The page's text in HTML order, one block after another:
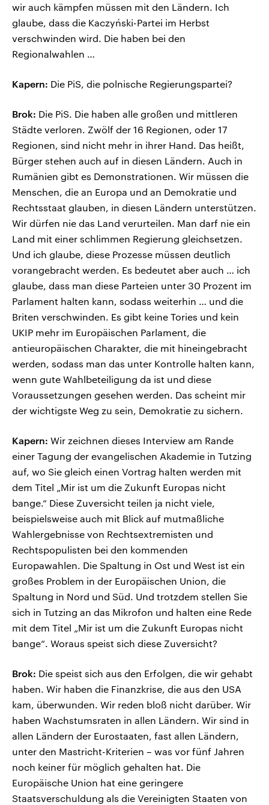
wir auch kämpfen müssen mit den Ländern. Ich
glaube, dass die Kaczyński-Partei im Herbst
verschwinden wird. Die haben bei den
Regionalwahlen …
Kapern: Die PiS, die polnische Regierungspartei?
Brok: Die PiS. Die haben alle großen und mittleren
Städte verloren. Zwölf der 16 Regionen, oder 17
Regionen, sind nicht mehr in ihrer Hand. Das heißt,
Bürger stehen auch auf in diesen Ländern. Auch in
Rumänien gibt es Demonstrationen. Wir müssen die
Menschen, die an Europa und an Demokratie und
Rechtsstaat glauben, in diesen Ländern unterstützen.
Wir dürfen nie das Land verurteilen. Man darf nie ein
Land mit einer schlimmen Regierung gleichsetzen.
Und ich glaube, diese Prozesse müssen deutlich
vorangebracht werden. Es bedeutet aber auch … ich
glaube, dass man diese Parteien unter 30 Prozent im
Parlament halten kann, sodass weiterhin … und die
Briten verschwinden. Es gibt keine Tories und kein
UKIP mehr im Europäischen Parlament, die
antieuropäischen Charakter, die mit hineingebracht
werden, sodass man das unter Kontrolle halten kann,
wenn gute Wahlbeteiligung da ist und diese
Voraussetzungen gesehen werden. Das scheint mir
der wichtigste Weg zu sein, Demokratie zu sichern.
Kapern: Wir zeichnen dieses Interview am Rande
einer Tagung der evangelischen Akademie in Tutzing
auf, wo Sie gleich einen Vortrag halten werden mit
dem Titel „Mir ist um die Zukunft Europas nicht
bange.“ Diese Zuversicht teilen ja nicht viele,
beispielsweise auch mit Blick auf mutmaßliche
Wahlergebnisse von Rechtsextremisten und
Rechtspopulisten bei den kommenden
Europawahlen. Die Spaltung in Ost und West ist ein
großes Problem in der Europäischen Union, die
Spaltung in Nord und Süd. Und trotzdem stellen Sie
sich in Tutzing an das Mikrofon und halten eine Rede
mit dem Titel „Mir ist um die Zukunft Europas nicht
bange“. Woraus speist sich diese Zuversicht?
Brok: Die speist sich aus den Erfolgen, die wir gehabt
haben. Wir haben die Finanzkrise, die aus den USA
kam, überwunden. Wir reden bloß nicht darüber. Wir
haben Wachstumsraten in allen Ländern. Wir sind in
allen Ländern der Eurostaaten, fast allen Ländern,
unter den Mastricht-Kriterien – was vor fünf Jahren
noch keiner für möglich gehalten hat. Die
Europäische Union hat eine geringere
Staatsverschuldung als die Vereinigten Staaten von